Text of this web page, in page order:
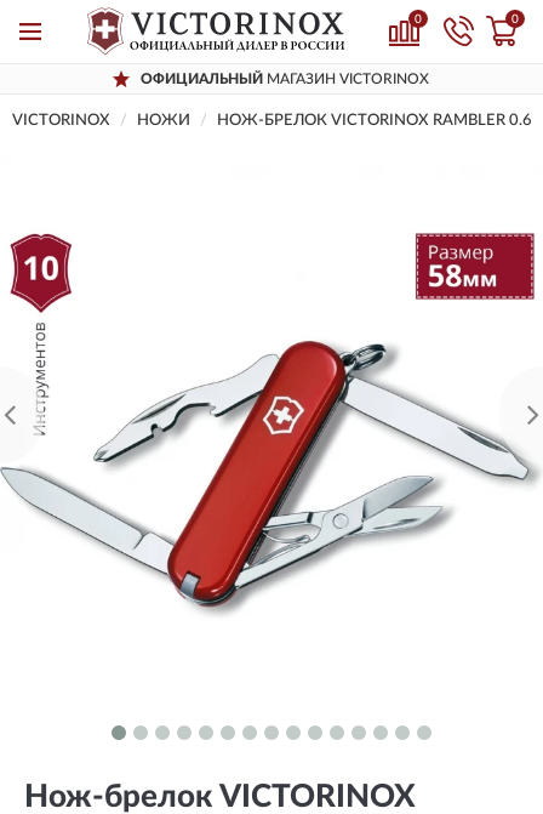
0 0
ОФИЦИАЛЬНЫЙ МАГАЗИН VICTORINOX
VICTORINOX НОЖИ НОЖ-БРЕЛОК VICTORINOX RAMBLER
Нож-брелок VICTORINOX